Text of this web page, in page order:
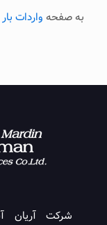
به صفحه واردات بار
شرکت آریان